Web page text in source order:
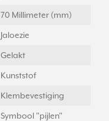
70 Millimeter (mm)
Jaloezie
Gelakt
Kunststof
Klembevestiging
Symbool "pijlen"